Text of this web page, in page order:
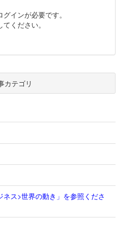
インが必要です。
ください。
カテゴリ
ス>世界の動き」を参照くださ